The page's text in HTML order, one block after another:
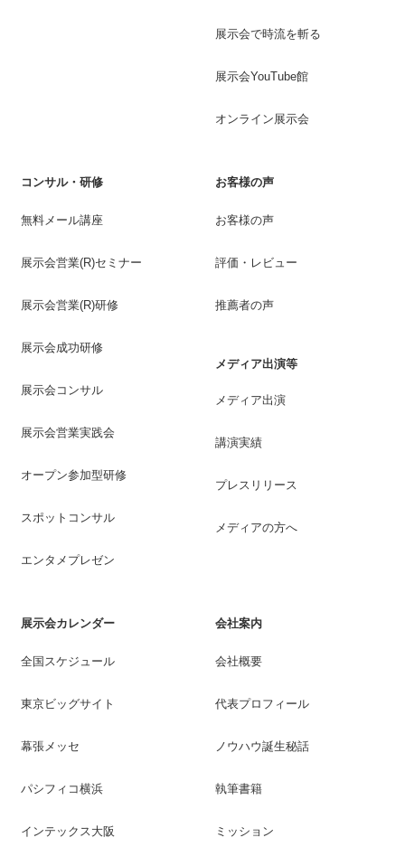
展示会で時流を斬る
展示会YouTube館
オンライン展示会
コンサル・研修
無料メール講座
展示会営業(R)セミナー
展示会営業(R)研修
展示会成功研修
展示会コンサル
展示会営業実践会
オープン参加型研修
スポットコンサル
エンタメプレゼン
お客様の声
お客様の声
評価・レビュー
推薦者の声
メディア出演等
メディア出演
講演実績
プレスリリース
メディアの方へ
展示会カレンダー
全国スケジュール
東京ビッグサイト
幕張メッセ
パシフィコ横浜
インテックス大阪
会社案内
会社概要
代表プロフィール
ノウハウ誕生秘話
執筆書籍
ミッション